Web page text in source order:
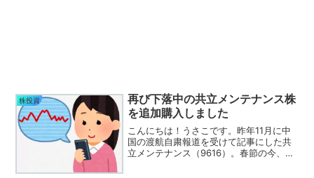
株投資
再び下落中の共立メンテナンス株
を追加購入しました
こんにちは！うさこです。昨年11月に中
国の渡航自粛報道を受けて記事にした共
立メンテナンス（9616）。春節の今、ま